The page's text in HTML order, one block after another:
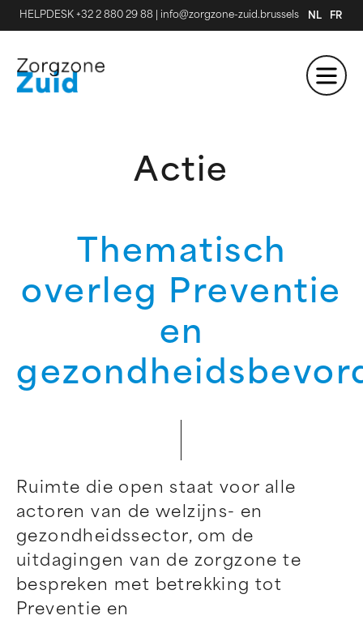
HELPDESK +32 2 880 29 88 info@zorgzone-zuid.brussels NL FR
Actie
Thematisch
overleg Preventie
en
Ruimte die open staat voor alle
actoren van de welzijns- en
gezondheidssector, om de
uitdagingen van de zorgzone te
bespreken met betrekking tot
Preventie en